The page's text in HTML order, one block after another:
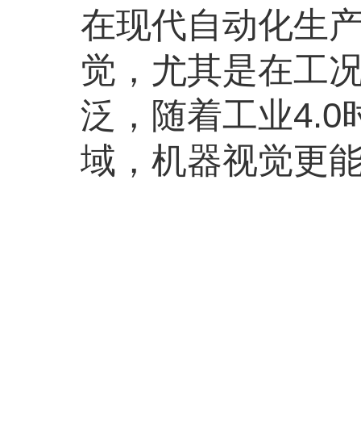
在现代自动化生
觉，尤其是在工
泛，随着工业4.0
域，机器视觉更